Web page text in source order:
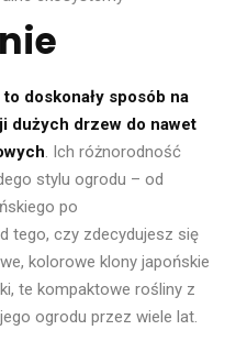
doskonały sposób na
dużych drzew do nawet
. Ich różnorodność
stylu ogrodu – od
po
tego, czy zdecydujesz się
kolorowe klony japońskie
te kompaktowe rośliny z
ogrodu przez wiele lat.